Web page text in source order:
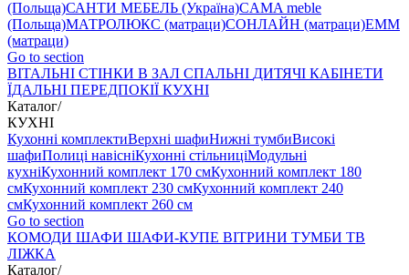
(Польща)САНТИ МЕБЕЛЬ (Україна)CAMA meble
(Польща)МАТРОЛЮКС (матраци)СОНЛАЙН (матраци)EMM
(матраци)
Go to section
ВIТАЛЬНI СТІНКИ В ЗАЛ СПАЛЬНІ ДИТЯЧІ КАБІНЕТИ
ЇДАЛЬНI ПЕРЕДПОКІЇ КУХНІ
Каталог/
КУХНІ
Кухонні комплектиВерхні шафиНижні тумбиВисокі
шафиПолиці навісніКухонні стільниціМодульні
кухніКухонний комплект 170 смКухонний комплект 180
смКухонний комплект 230 смКухонний комплект 240
смКухонний комплект 260 см
Go to section
КОМОДИ ШАФИ ШАФИ-КУПЕ ВІТРИНИ ТУМБИ ТВ
ЛІЖКА
Каталог/